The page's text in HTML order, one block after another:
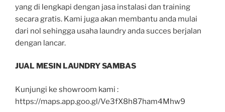
yang di lengkapi dengan jasa instalasi dan training
secara gratis. Kami juga akan membantu anda mulai
dari nol sehingga usaha laundry anda succes berjalan
dengan lancar.
JUAL MESIN LAUNDRY SAMBAS
Kunjungi ke showroom kami :
https://maps.app.goo.gl/Ve3fX8h87ham4Mhw9